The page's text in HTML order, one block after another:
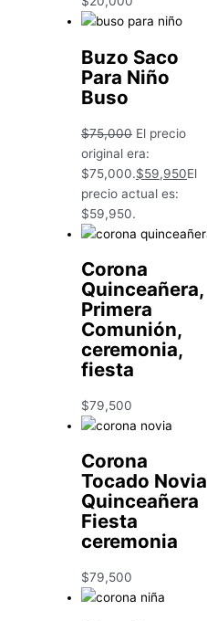
Buzo Saco
Para Niño
Buso
$75,000 El precio
original era:
$75,000.$59,950El
precio actual es:
$59,950.
Corona
Quinceañera,
Primera
Comunión,
ceremonia,
fiesta
$79,500
Corona
Tocado Novia
Quinceañera
Fiesta
ceremonia
$79,500